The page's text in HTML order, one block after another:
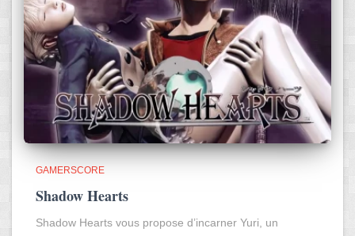
GAMERSCORE
Shadow Hearts
Shadow Hearts vous propose d’incarner Yuri, un